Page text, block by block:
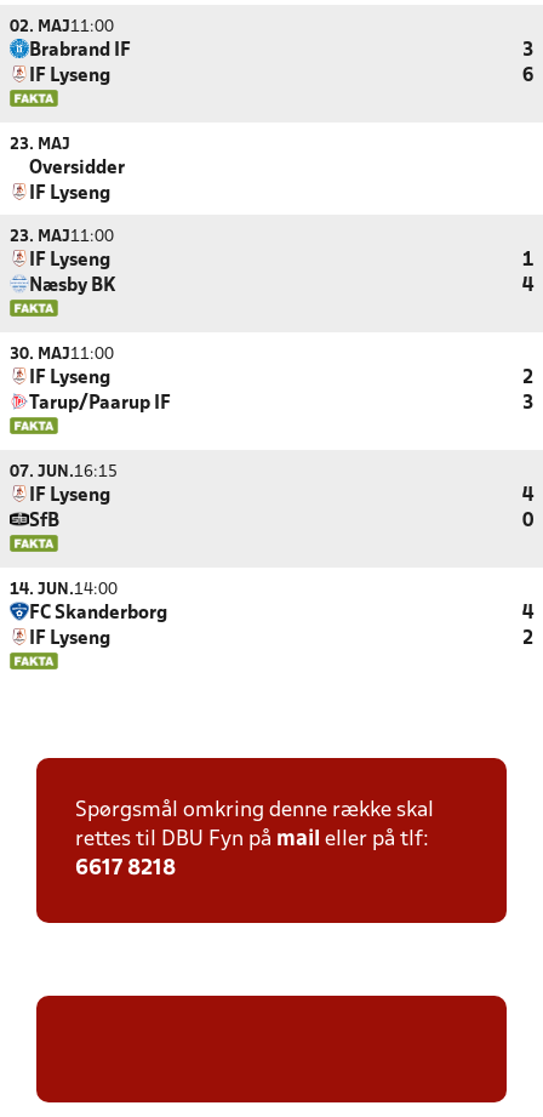
02. MAJ11:00
Brabrand IF
3
IF Lyseng
6
23. MAJ
Oversidder
IF Lyseng
23. MAJ11:00
IF Lyseng
1
Næsby BK
4
30. MAJ11:00
IF Lyseng
2
Tarup/Paarup IF
3
07. JUN.16:15
IF Lyseng
4
SfB
0
14. JUN.14:00
FC Skanderborg
4
IF Lyseng
2
Spørgsmål omkring denne række skal
rettes til DBU Fyn på mail eller på tlf:
6617 8218